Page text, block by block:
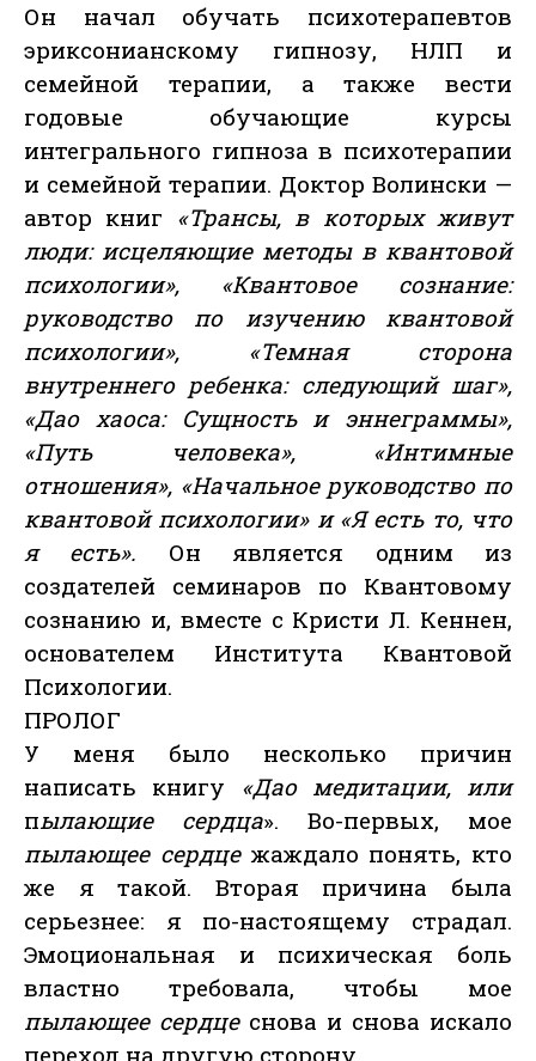
Он начал обучать психотерапевтов
эриксонианскому гипнозу, НЛП и
семейной терапии, а также вести
годовые обучающие курсы
интегрального гипноза в психотерапии
и семейной терапии. Доктор Волински —
автор книг «Трансы, в которых живут
люди: исцеляющие методы в квантовой
психологии», «Квантовое сознание:
руководство по изучению квантовой
психологии», «Темная сторона
внутреннего ребенка: следующий шаг»,
«Дао хаоса: Сущность и эннеграммы»,
«Путь человека», «Интимные
отношения», «Начальное руководство по
квантовой психологии» и «Я есть то, что
я есть». Он является одним из
создателей семинаров по Квантовому
сознанию и, вместе с Кристи Л. Кеннен,
основателем Института Квантовой
Психологии.
ПРОЛОГ
У меня было несколько причин
написать книгу «Дао медитации, или
пылающие сердца». Во-первых, мое
пылающее сердцежаждало понять, кто
же я такой. Вторая причина была
серьезнее: я по-настоящему страдал.
Эмоциональная и психическая боль
властно требовала, чтобы мое
пылающее сердцеснова и снова искало
переход на другую сторону.